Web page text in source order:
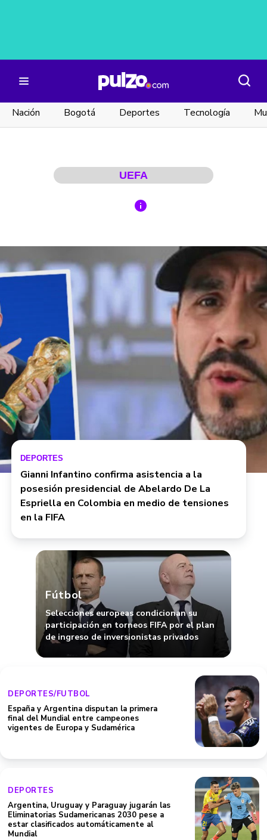
Nación Bogotá Deportes Tecnología
UEFA
DEPORTES
Gianni Infantino confirma asistencia a la
posesión presidencial de Abelardo De La
Espriella en Colombia en medio de tensiones
en la FIFA
Fútbol
Selecciones europeas condicionan su
participación en torneos FIFA por el plan
de ingreso de inversionistas privados
DEPORTES/FUTBOL
España y Argentina disputan la primera
final del Mundial entre campeones
vigentes de Europa y Sudamérica
DEPORTES
Argentina, Uruguay y Paraguay jugarán las
Eliminatorias Sudamericanas 2030 pese a
estar clasificados automáticamente al
Mundial